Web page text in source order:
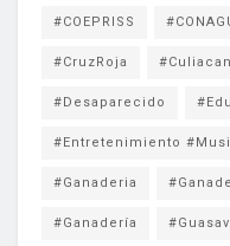
#COEPRISS
#CruzRoja #Culiacan
#Desaparecido
#Entretenimiento
#Ganaderia
#Ganadería